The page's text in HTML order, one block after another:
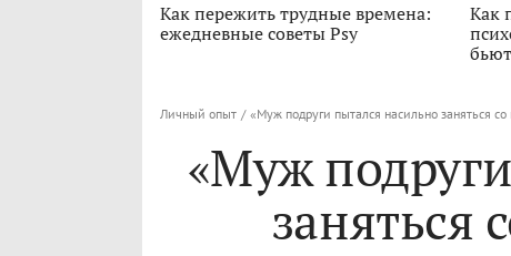
Как пережить трудные времена:
ежедневные советы Psy
Как
Личный опыт / «Муж подруги пытался насильно заняться
«Муж
заняться